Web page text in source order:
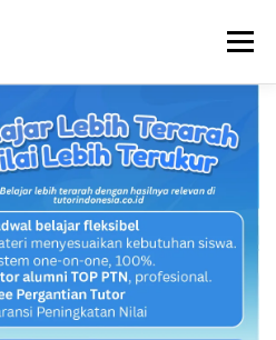
Menu
JADI PENGAJAR
PROFIL ALUMNI